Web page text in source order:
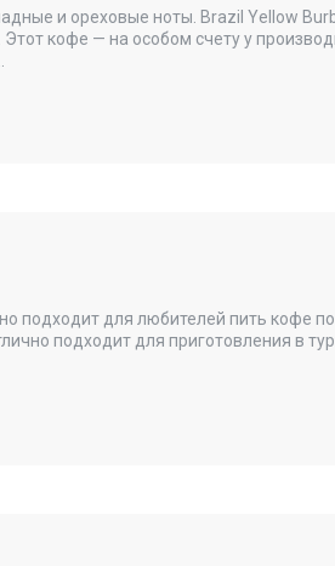
и ореховые ноты. Brazil Yellow
кофе — на особом счету у
подходит для любителей пить кофе
подходит для приготовления в